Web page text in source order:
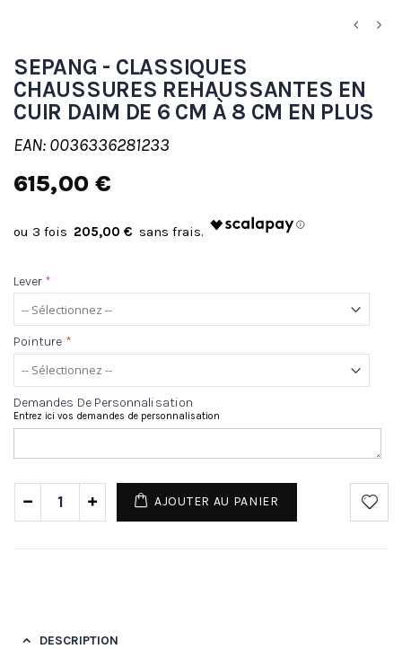
SEPANG - CLASSIQUES
CHAUSSURES REHAUSSANTES EN
CUIR DAIM DE 6 CM À 8 CM EN PLUS
EAN: 0036336281233
615,00 €
205,00 €
Lever *
Pointure *
Demandes De Personnalisation
Entrez ici vos demandes de personnalisation
AJOUTER AU PANIER
DESCRIPTION